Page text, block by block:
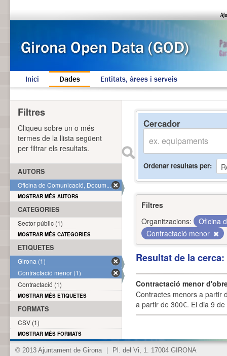
Inici Dades Entitats, àrees i serveis
Cercador
Ordenar resultats per
Filtres
Organitzacions:
Oficina
Contractació menor
Resultat de la
Contractació menor
Contractes menors a partir
a partir de 300€. El dia 9
Filtres
Cliqueu sobre un o més
termes de la llista següent
per filtrar els resultats.
AUTORS
Oficina de Comunicació, Docum... (1)
MOSTRAR MÉS AUTORS
CATEGORIES
Sector públic (1)
MOSTRAR MÉS CATEGORIES
ETIQUETES
Girona (1)
Contractació menor (1)
Contractació (1)
MOSTRAR MÉS ETIQUETES
FORMATS
CSV (1)
MOSTRAR MÉS FORMATS
© 2013 Ajuntament de Girona Pl. del Vi, 1. 17004 GIRONA